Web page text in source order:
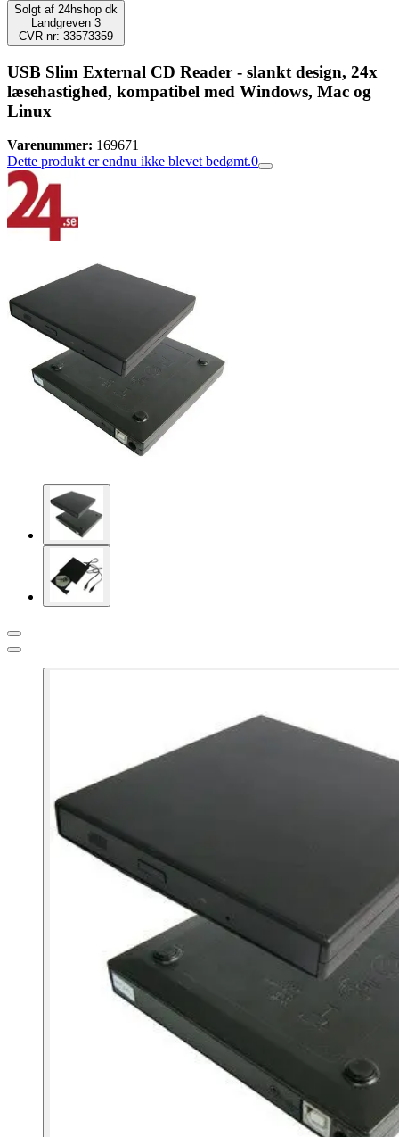
Solgt af 24hshop dk
Landgreven 3
CVR-nr: 33573359
USB Slim External CD Reader - slankt design, 24x
læsehastighed, kompatibel med Windows, Mac og
Linux
Varenummer: 169671
Dette produkt er endnu ikke blevet bedømt.0